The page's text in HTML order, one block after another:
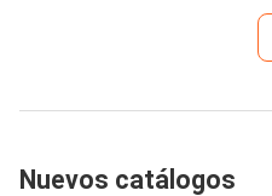
Nuevos catálogos